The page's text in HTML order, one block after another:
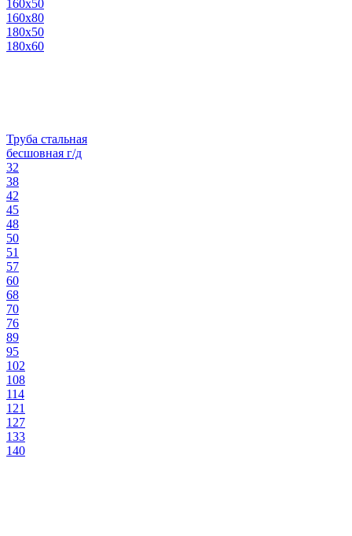
160х50
160х80
180х50
180х60
Труба стальная
бесшовная г/д
32
38
42
45
48
50
51
57
60
68
70
76
89
95
102
108
114
121
127
133
140